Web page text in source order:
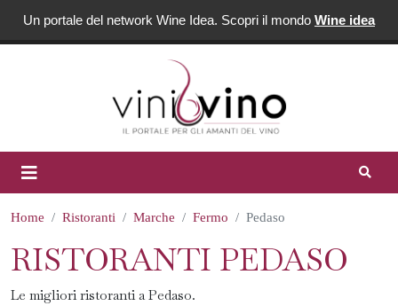
Un portale del network Wine Idea. Scopri il mondo Wine idea
Home Ristoranti Marche Fermo Pedaso
RISTORANTI PEDASO
Le migliori ristoranti a Pedaso.